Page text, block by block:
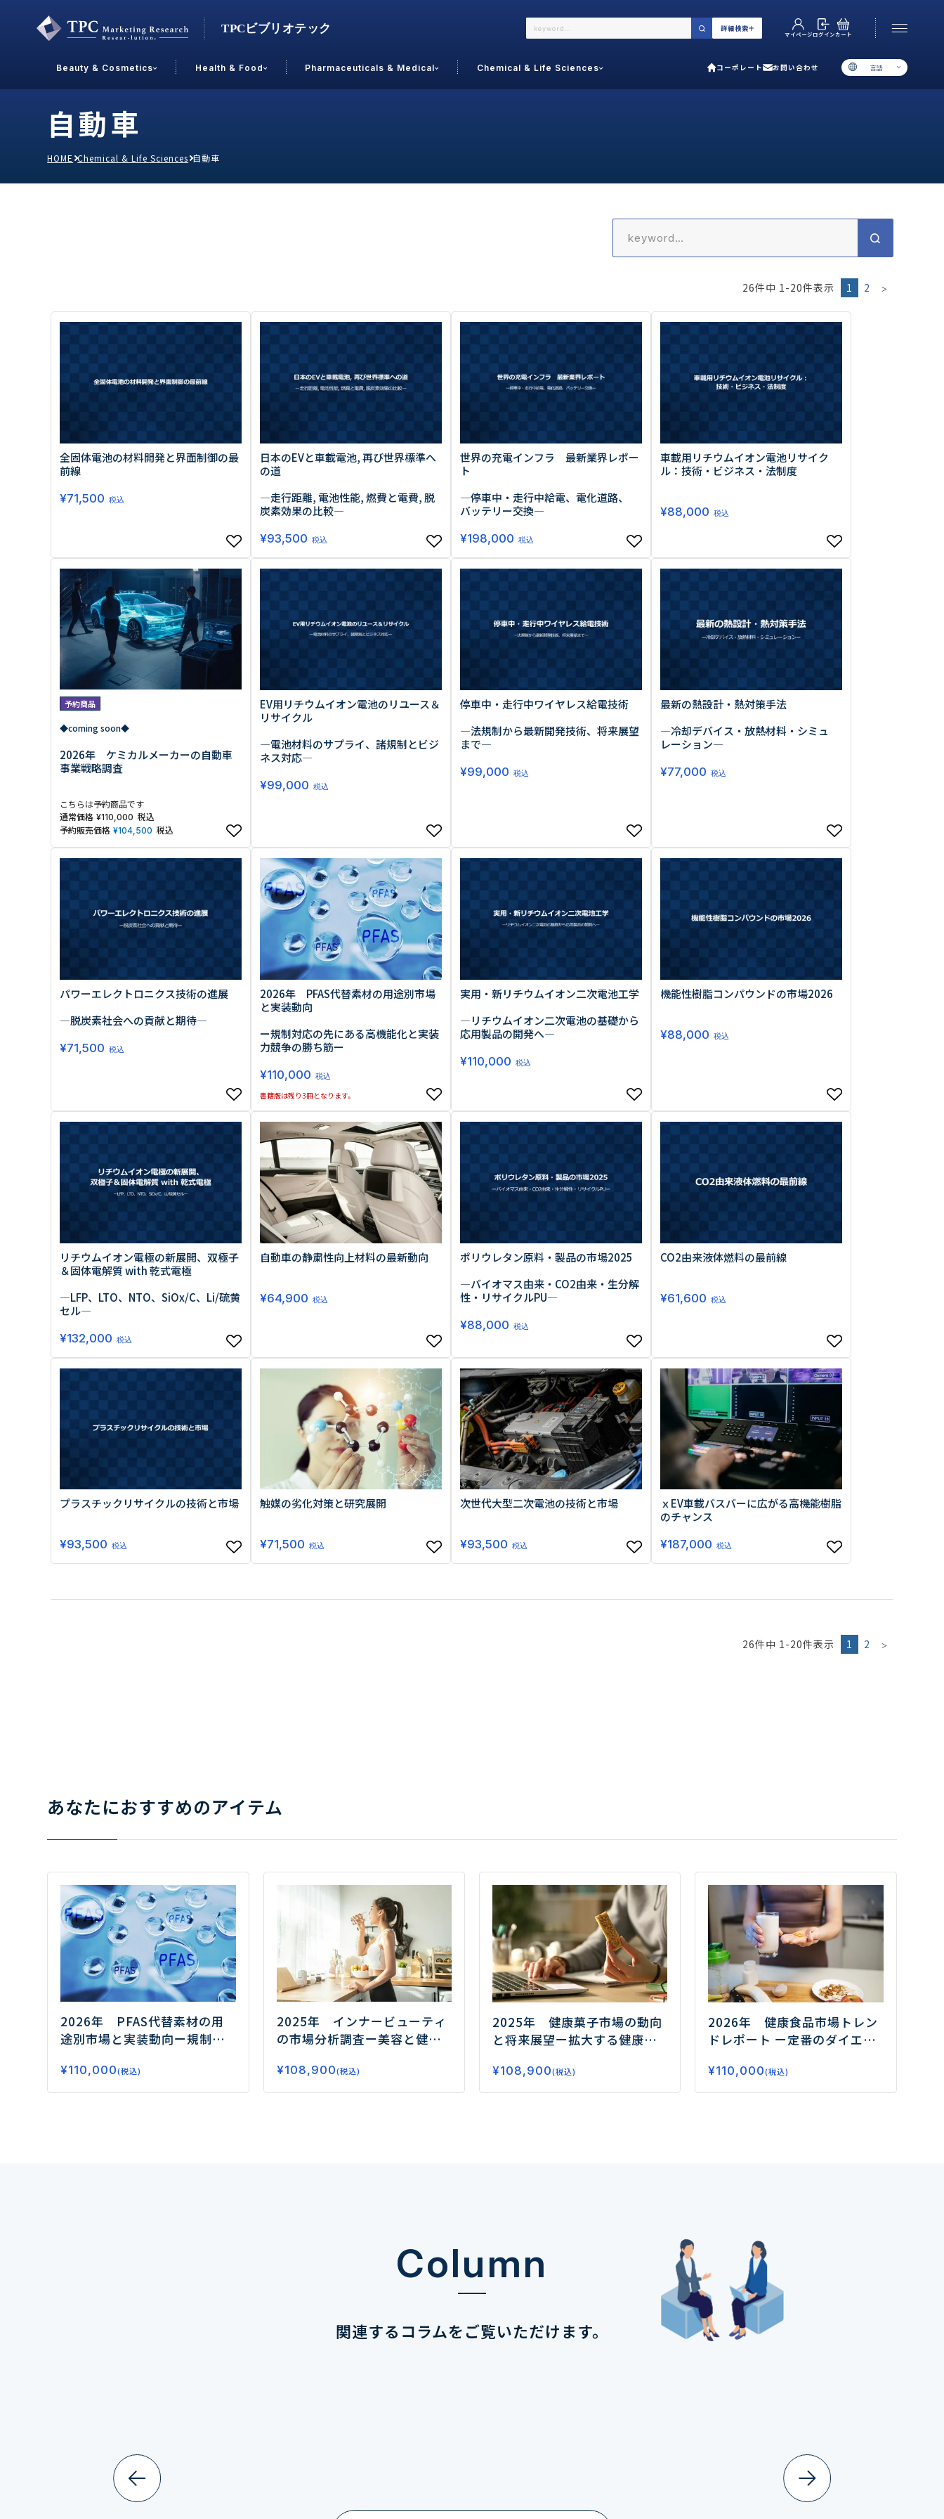
詳細検索
マイページログインカート
Beauty & Cosmetics Health & Food Pharmaceuticals & Medical Chemical & Life Sciences コーポレート お問い合わせ 言語
業界で選ぶ カテゴリで選ぶ 調査の種類で選ぶ
Contact Us
原料・素材
その他
Pharmaceuticals & Medical
骨・関節
循環器・代謝
戦略
デジタル・Dtx
Chemical & Life Sciences
ファイン・スペシャリティ・原料
CDMO
戦略
その他
消費者調査
戦略調査 素材・原料・R&D調査 海外・グローバル調査
トップ
ご利用ガイド
TEL 06-6538-5358（代表）
自動車
HOME Chemical & Life Sciences 自動車
26件中 1-20件表示 1 2
全固体電池の材料開発と界面制御の最
前線
¥71,500 税込
日本のEVと車載電池, 再び世界標準へ
の道
―走行距離, 電池性能, 燃費と電費, 脱
炭素効果の比較―
¥93,500 税込
世界の充電インフラ 最新業界レポー
ト
―停車中・走行中給電、電化道路、
バッテリー交換―
¥198,000 税込
車載用リチウムイオン電池リサイク
ル：技術・ビジネス・法制度
¥88,000 税込
予約商品
◆coming soon◆
2026年 ケミカルメーカーの自動車
事業戦略調査
こちらは予約商品です
通常価格 ¥110,000 税込
予約販売価格 ¥104,500 税込
EV用リチウムイオン電池のリユース＆
リサイクル
―電池材料のサプライ、諸規制とビジ
ネス対応―
¥99,000 税込
停車中・走行中ワイヤレス給電技術
―法規制から最新開発技術、将来展望
まで―
¥99,000 税込
最新の熱設計・熱対策手法
―冷却デバイス・放熱材料・シミュ
レーション―
¥77,000 税込
パワーエレクトロニクス技術の進展
―脱炭素社会への貢献と期待―
¥71,500 税込
2026年 PFAS代替素材の用途別市場
と実装動向
ー規制対応の先にある高機能化と実装
力競争の勝ち筋ー
¥110,000 税込
書籍版は残り3冊となります。
実用・新リチウムイオン二次電池工学
―リチウムイオン二次電池の基礎から
応用製品の開発へ―
¥110,000 税込
機能性樹脂コンパウンドの市場2026
¥88,000 税込
リチウムイオン電極の新展開、双極子
＆固体電解質 with 乾式電極
―LFP、LTO、NTO、SiOx/C、Li/硫黄
セル―
¥132,000 税込
自動車の静粛性向上材料の最新動向
¥64,900 税込
ポリウレタン原料・製品の市場2025
―バイオマス由来・CO2由来・生分解
性・リサイクルPU―
¥88,000 税込
CO2由来液体燃料の最前線
¥61,600 税込
プラスチックリサイクルの技術と市場
¥93,500 税込
触媒の劣化対策と研究展開
¥71,500 税込
次世代大型二次電池の技術と市場
¥93,500 税込
ｘEV車載バスバーに広がる高機能樹脂
のチャンス
¥187,000 税込
26件中 1-20件表示 1 2
あなたにおすすめのアイテム
2026年 PFAS代替素材の用
途別市場と実装動向ー規制対
力競争の勝ち筋ー
¥110,000(税込)
2025年 インナービューティ
の市場分析調査ー美容と健康
¥108,900(税込)
2025年 健康菓子市場の動向
と将来展望ー拡大する健康需
¥108,900(税込)
2026年 健康食品市場トレン
ドレポート ー定番のダイエッ
ア、グミサプリまでデータで
読み解く市場の未来ー
¥110,000(税込)
Column
関連するコラムをご覧いただけます。